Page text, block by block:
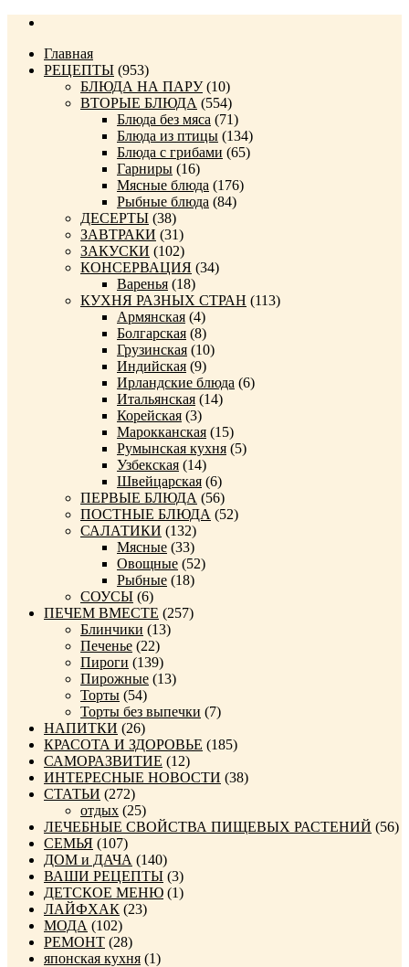
Главная
РЕЦЕПТЫ (953)
БЛЮДА НА ПАРУ(10)
ВТОРЫЕ БЛЮДА (554)
Блюда без мяса (71)
Блюда из птицы (134)
Блюда с грибами (65)
Гарниры (16)
Мясные блюда (176)
Рыбные блюда (84)
ДЕСЕРТЫ (38)
ЗАВТРАКИ (31)
ЗАКУСКИ (102)
КОНСЕРВАЦИЯ (34)
Варенья (18)
КУХНЯ РАЗНЫХ СТРАН (113)
Армянская (4)
Болгарская (8)
Грузинская (10)
Индийская (9)
Ирландские блюда (6)
Итальянская (14)
Корейская (3)
Марокканская (15)
Румынская кухня (5)
Узбекская (14)
Швейцарская (6)
ПЕРВЫЕ БЛЮДА (56)
ПОСТНЫЕ БЛЮДА (52)
САЛАТИКИ (132)
Мясные (33)
Овощные (52)
Рыбные (18)
СОУСЫ (6)
ПЕЧЕМ ВМЕСТЕ (257)
Блинчики (13)
Печенье (22)
Пироги (139)
Пирожные (13)
Торты (54)
Торты без выпечки (7)
НАПИТКИ (26)
КРАСОТА И ЗДОРОВЬЕ (185)
САМОРАЗВИТИЕ (12)
ИНТЕРЕСНЫЕ НОВОСТИ (38)
СТАТЬИ (272)
отдых (25)
ЛЕЧЕБНЫЕ СВОЙСТВА ПИЩЕВЫХ РАСТЕНИЙ (56)
СЕМЬЯ (107)
ДОМ и ДАЧА (140)
ВАШИ РЕЦЕПТЫ (3)
ДЕТСКОЕ МЕНЮ (1)
ЛАЙФХАК (23)
МОДА (102)
РЕМОНТ (28)
японская кухня (1)